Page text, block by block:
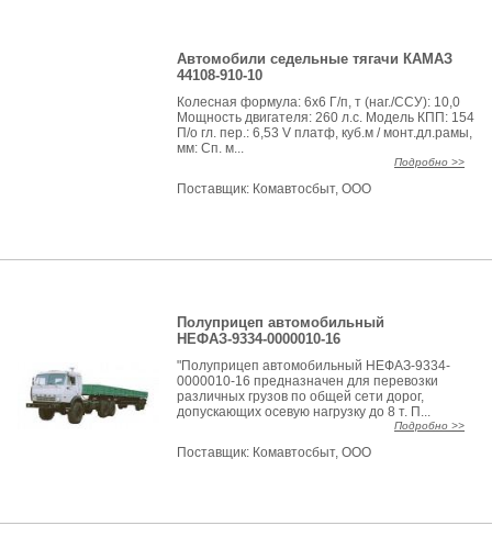
Автомобили седельные тягачи КАМАЗ
44108-910-10
Колесная формула: 6х6 Г/п, т (наг./ССУ): 10,0
Мощность двигателя: 260 л.с. Модель КПП: 154
П/о гл. пер.: 6,53 V платф, куб.м / монт.дл.рамы,
мм: Сп. м...
Подробно >>
Поставщик: Комавтосбыт, ООО
Полуприцеп автомобильный
НЕФАЗ-9334-0000010-16
"Полуприцеп автомобильный НЕФАЗ-9334-
0000010-16 предназначен для перевозки
различных грузов по общей сети дорог,
допускающих осевую нагрузку до 8 т. П...
Подробно >>
Поставщик: Комавтосбыт, ООО